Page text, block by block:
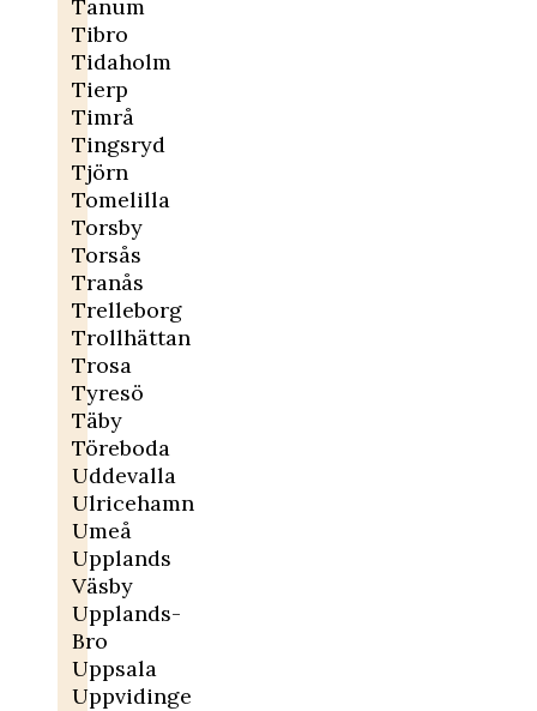
Tanum
Tibro
Tidaholm
Tierp
Timrå
Tingsryd
Tjörn
Tomelilla
Torsby
Torsås
Tranås
Trelleborg
Trollhättan
Trosa
Tyresö
Täby
Töreboda
Uddevalla
Ulricehamn
Umeå
Upplands
Väsby
Upplands-
Bro
Uppsala
Uppvidinge